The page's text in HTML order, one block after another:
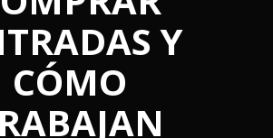
Y
CÓMO